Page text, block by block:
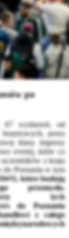
po
67 wydarzeń, od
przez
klasy imprezy
eventy, które co
z kraju
do Poznania w tym
które budują
przemysłu.
tych
do Poznania
z całego